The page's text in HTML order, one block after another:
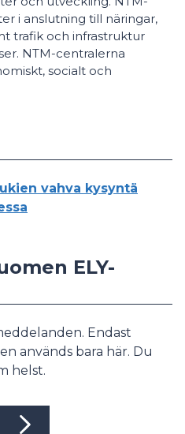
i anslutning till näringar,
trafik och infrastruktur
NTM-centralerna
socialt och
vahva kysyntä
ELY-
Endast
används bara här. Du
helst.